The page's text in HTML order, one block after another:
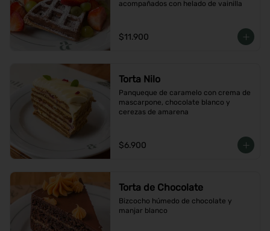
acompañados con helado de vainilla
$11.900
Torta Nilo
Panqueque de caramelo con crema de
mascarpone, chocolate blanco y
cerezas de amarena
$6.900
Torta de Chocolate
Bizcocho húmedo de chocolate y
manjar blanco